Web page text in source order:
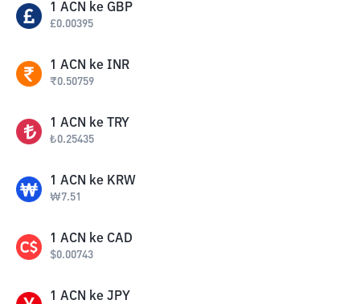
1 ACN ke GBP
£0.00395
1 ACN ke INR
₹0.50759
1 ACN ke TRY
₺0.25435
1 ACN ke KRW
₩7.51
1 ACN ke CAD
$0.00743
1 ACN ke JPY